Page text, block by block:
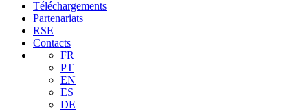
Téléchargements
Partenariats
RSE
Contacts
FR
PT
EN
ES
DE